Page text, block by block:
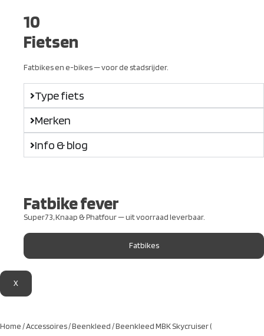
10
Fietsen
Fatbikes en e-bikes — voor de stadsrijder.
Type fiets
Merken
Info & blog
Fatbike fever
Super73, Knaap & Phatfour — uit voorraad leverbaar.
Fatbikes
X
Home /Accessoires/Beenkleed / Beenkleed MBK Skycruiser (